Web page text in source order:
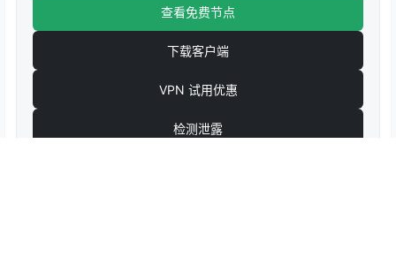
查看免费节点
下载客户端
VPN 试用优惠
检测泄露